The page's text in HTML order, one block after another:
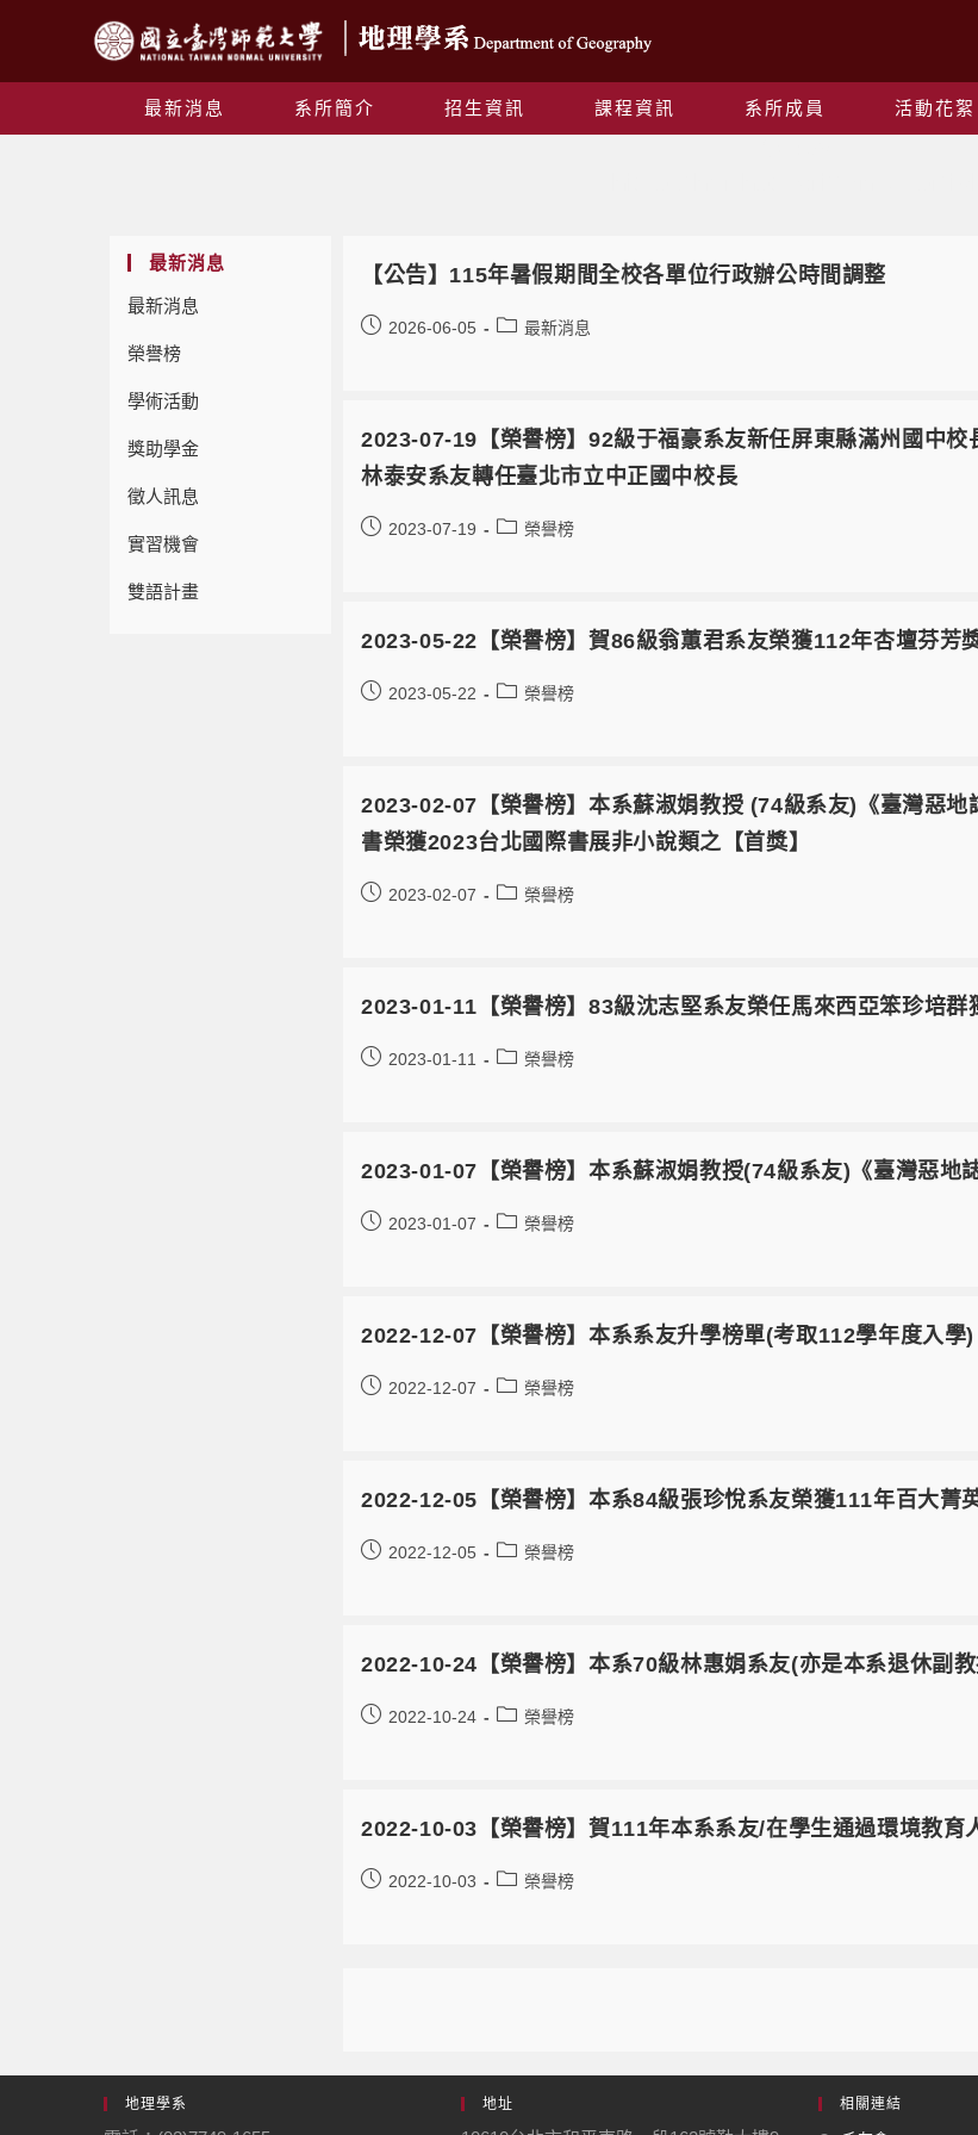
最新消息 系所簡介 招生資訊 課程資訊 系所成員 活動花絮
最新消息
最新消息
榮譽榜
學術活動
獎助學金
徵人訊息
實習機會
雙語計畫
【公告】115年暑假期間全校各單位行政辦公時間調整
2026-06-05 最新消息
2023-07-19【榮譽榜】92級于福豪系友新任屏東縣滿州國中
林泰安系友轉任臺北市立中正國中校長
2023-07-19 榮譽榜
2023-05-22【榮譽榜】賀86級翁蕙君系友榮獲112年杏壇芬芳
2023-05-22 榮譽榜
2023-02-07【榮譽榜】本系蘇淑娟教授 (74級系友)《臺灣惡
書榮獲2023台北國際書展非小說類之【首獎】
2023-02-07 榮譽榜
2023-01-11【榮譽榜】83級沈志堅系友榮任馬來西亞笨珍培群
2023-01-11 榮譽榜
2023-01-07【榮譽榜】本系蘇淑娟教授(74級系友)《臺灣惡地
2023-01-07 榮譽榜
2022-12-07【榮譽榜】本系系友升學榜單(考取112學年度入學)
2022-12-07 榮譽榜
2022-12-05【榮譽榜】本系84級張珍悅系友榮獲111年百大菁
2022-12-05 榮譽榜
2022-10-24【榮譽榜】本系70級林惠娟系友(亦是本系退休副
2022-10-24 榮譽榜
2022-10-03【榮譽榜】賀111年本系系友/在學生通過環境教育
2022-10-03 榮譽榜
地理學系 地址 相關連結